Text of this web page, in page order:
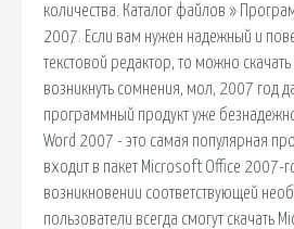
количества. Каталог файлов »
2007. Если вам нужен надежный и
текстовой редактор, то можно
возникнуть сомнения, мол, 2007 год
программный продукт уже
Word 2007 - это самая популярная
входит в пакет Microsoft Office 2007-
возникновении соответствующей
пользователи всегда смогут скачать